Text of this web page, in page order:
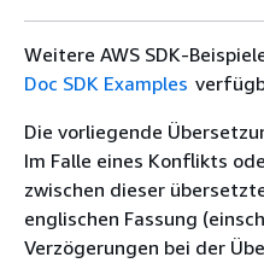
Weitere AWS SDK-
Doc SDK Examples
Die vorliegende
Im Falle eines Konflikts
zwischen dieser
englischen Fassung
Verzögerungen bei der